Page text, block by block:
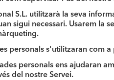
S.L. utilitzarà la seva
sigui necessari. Usarem la
personals s'utilitzaran com
personals ens ajudaran
del nostre Servei.